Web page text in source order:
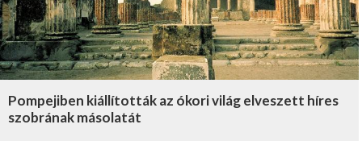
Pompejiben kiállították az ókori világ elveszett híres
szobrának másolatát